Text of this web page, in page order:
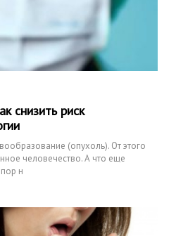
снизить риск
(опухоль). От этого
человечество. А что еще
н